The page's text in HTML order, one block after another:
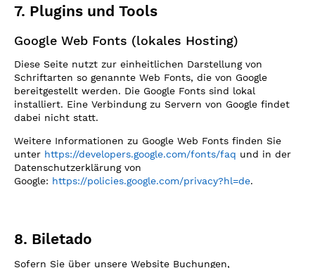
7. Plugins und Tools
Google Web Fonts (lokales Hosting)
Diese Seite nutzt zur einheitlichen Darstellung von
Schriftarten so genannte Web Fonts, die von Google
bereitgestellt werden. Die Google Fonts sind lokal
installiert. Eine Verbindung zu Servern von Google findet
dabei nicht statt.
Weitere Informationen zu Google Web Fonts finden Sie
unter https://developers.google.com/fonts/faq und in der
Datenschutzerklärung von
Google: https://policies.google.com/privacy?hl=de.
8. Biletado
Sofern Sie über unsere Website Buchungen,